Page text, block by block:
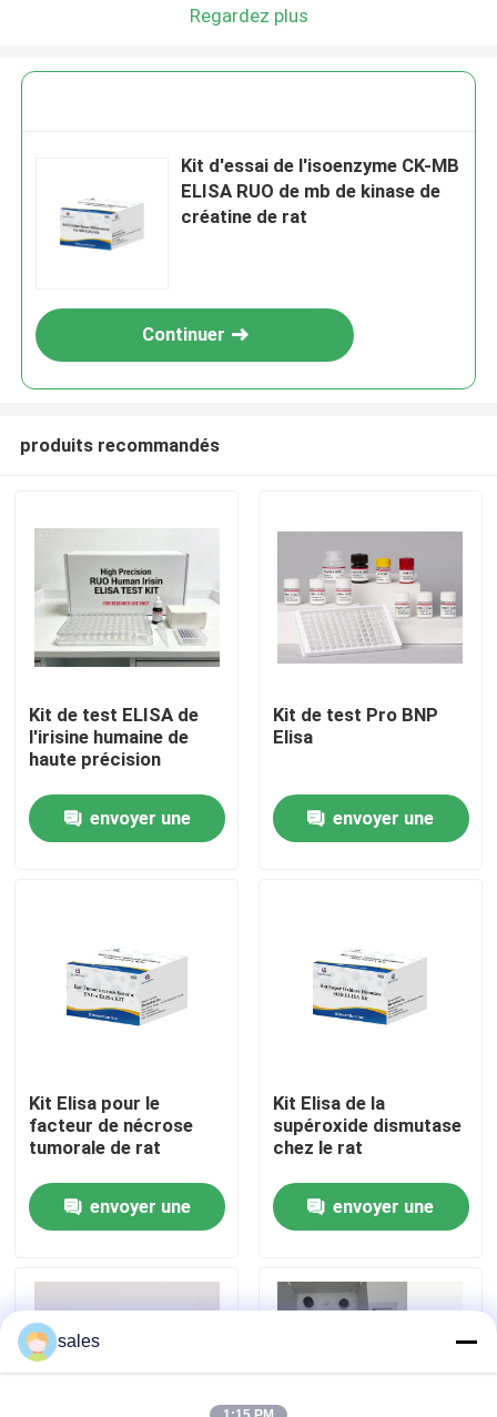
Maison
Produits
Visite de l'usine
Contactez-nous
Nouvelles
VR Show
Regardez plus
Kit d'essai de l'isoenzyme CK-MB
ELISA RUO de mb de kinase de
créatine de rat
Continuer
produits recommandés
Kit de test ELISA de
l'irisine humaine de
haute précision
envoyer une
Kit de test Pro BNP
Elisa
envoyer une
Kit Elisa pour le
facteur de nécrose
tumorale de rat
envoyer une
Kit Elisa de la
supéroxide dismutase
chez le rat
envoyer une
sales